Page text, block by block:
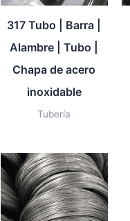
317 Tubo | Barra |
Alambre | Tubo |
Chapa de acero
inoxidable
Tubería